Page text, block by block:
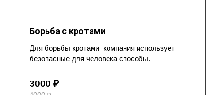
Борьба с кротами
Для борьбы кротами компания использует
безопасные для человека способы.
3000 ₽